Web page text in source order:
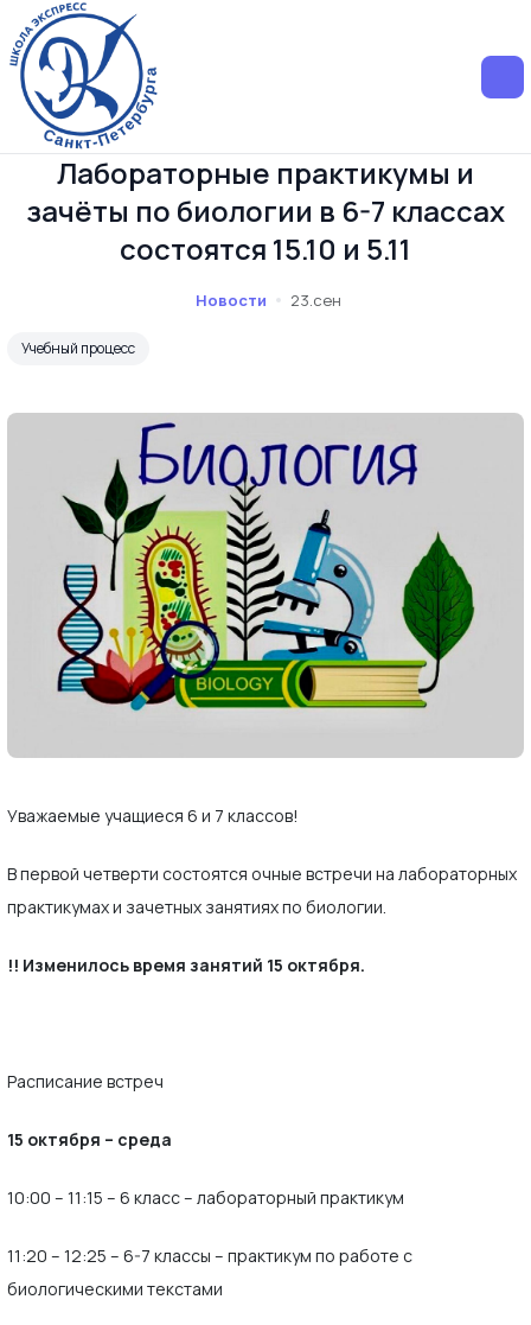
Лабораторные практикумы и
зачёты по биологии в 6-7 классах
состоятся 15.10 и 5.11
Новости 23.сен
Учебный процесс
Уважаемые учащиеся 6 и 7 классов!
В первой четверти состоятся очные встречи на лабораторных
практикумах и зачетных занятиях по биологии.
!! Изменилось время занятий 15 октября.
Расписание встреч
15 октября – среда
10:00 – 11:15 – 6 класс – лабораторный практикум
11:20 – 12:25 – 6-7 классы – практикум по работе с
биологическими текстами